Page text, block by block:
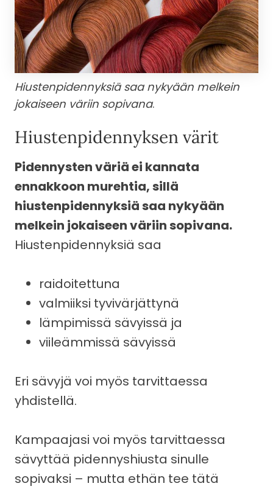
Hiustenpidennyksiä saa nykyään melkein
jokaiseen väriin sopivana.
Hiustenpidennyksen värit
Pidennysten väriä ei kannata
ennakkoon murehtia, sillä
hiustenpidennyksiä saa nykyään
melkein jokaiseen väriin sopivana.
Hiustenpidennyksiä saa
raidoitettuna
valmiiksi tyvivärjättynä
lämpimissä sävyissä ja
viileämmissä sävyissä
Eri sävyjä voi myös tarvittaessa
yhdistellä.
Kampaajasi voi myös tarvittaessa
sävyttää pidennyshiusta sinulle
sopivaksi – mutta ethän tee tätä